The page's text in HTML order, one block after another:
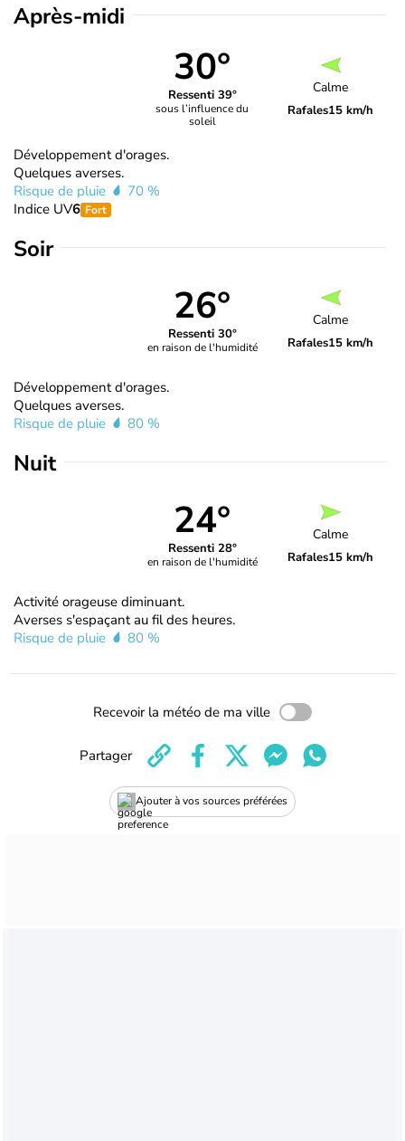
Après-midi
30°
Ressenti 39°
sous l’influence du
soleil
Calme
Rafales15 km/h
Développement d'orages.
Quelques averses.
Risque de pluie
70 %
Indice UV6 Fort
Soir
26°
Ressenti 30°
en raison de l'humidité
Calme
Rafales15 km/h
Développement d'orages.
Quelques averses.
Risque de pluie
80 %
Nuit
24°
Ressenti 28°
en raison de l'humidité
Calme
Rafales15 km/h
Activité orageuse diminuant.
Averses s'espaçant au fil des heures.
Risque de pluie
80 %
Recevoir la météo de ma ville
Ajouter à vos sources préférées
Partager